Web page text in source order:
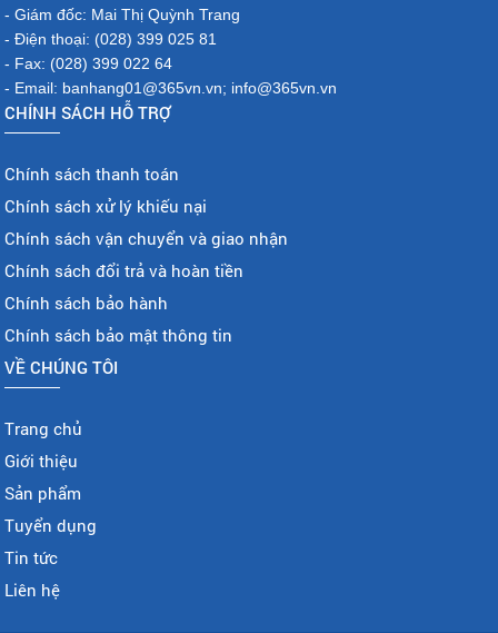
- Giám đốc: Mai Thị Quỳnh Trang
- Điện thoại: (028) 399 025 81
- Fax: (028) 399 022 64
- Email: banhang01@365vn.vn; info@365vn.vn
CHÍNH SÁCH HỖ TRỢ
Chính sách thanh toán
Chính sách xử lý khiếu nại
Chính sách vận chuyển và giao nhận
Chính sách đổi trả và hoàn tiền
Chính sách bảo hành
Chính sách bảo mật thông tin
VỀ CHÚNG TÔI
Trang chủ
Giới thiệu
Sản phẩm
Tuyển dụng
Tin tức
Liên hệ